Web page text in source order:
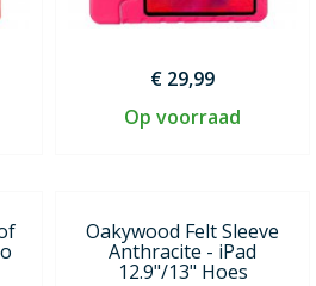
€ 29,99
Op voorraad
Oakywood Felt Sleeve
Anthracite - iPad
12.9"/13" Hoes